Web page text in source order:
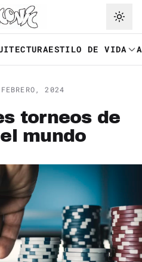
ESTILO DE VIDA
2024
torneos de
mundo